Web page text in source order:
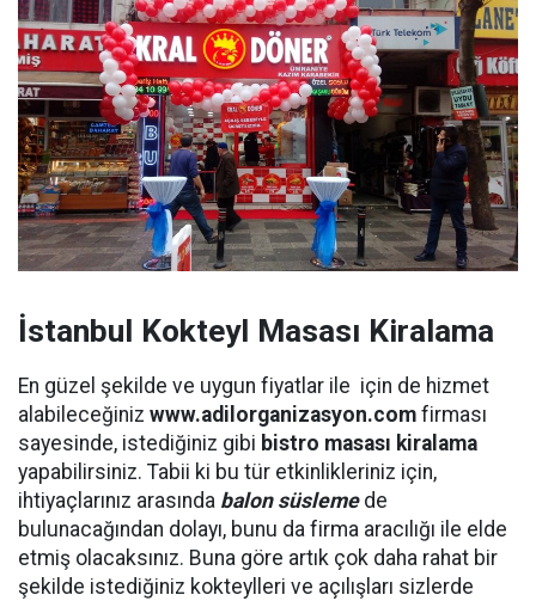
İstanbul Kokteyl Masası Kiralama
En güzel şekilde ve uygun fiyatlar ile için de hizmet
alabileceğiniz www.adilorganizasyon.com firması
sayesinde, istediğiniz gibi bistro masası kiralama
yapabilirsiniz. Tabii ki bu tür etkinlikleriniz için,
ihtiyaçlarınız arasında balon süslemede
bulunacağından dolayı, bunu da firma aracılığı ile elde
etmiş olacaksınız. Buna göre artık çok daha rahat bir
şekilde istediğiniz kokteylleri ve açılışları sizlerde